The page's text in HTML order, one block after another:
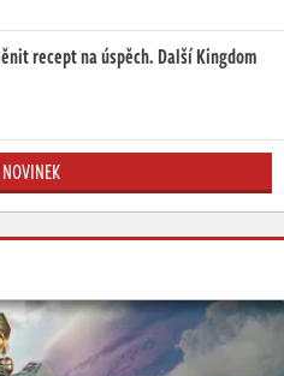
recept na úspěch. Další Kingdom